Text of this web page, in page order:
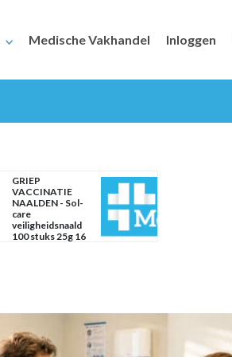
Medische Vakhandel Inloggen
GRIEP
VACCINATIE
NAALDEN - Sol-
care
veiligheidsnaald
100 stuks 25g 16